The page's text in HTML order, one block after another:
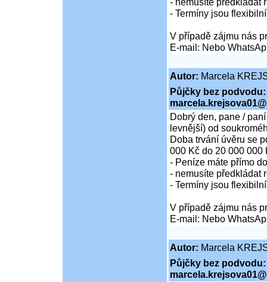
- Termíny jsou
V případě zájmu nás
E-mail: Nebo
Autor: Marcela
Půjčky bez podvodu:
Dobrý den, pane /
levnější) od
Doba trvání úvěru se
000 Kč do 20 000 000
- Peníze máte přímo
- nemusíte předkládat
- Termíny jsou
V případě zájmu nás
E-mail: Nebo
Autor: Marcela
Půjčky bez podvodu: